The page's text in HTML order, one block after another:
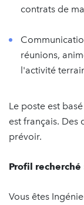
contrats de
réunions,
l'activité
Le poste est
est français. Des
prévoir.
Profil recherché
Vous êtes